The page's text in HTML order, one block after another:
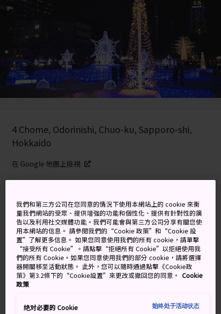
4 Chome, Odorinishi, Chuo-ku, Sapporo-shi,
Hokkaido
在 Google 地圖上檢視
關鍵字 地圖
閃閃發光的冬夜，為札幌的三大
祭典增添魔力
公園
、驛前通和南一條通點亮祭典展示燈光，累積興奮
我們和第三方公司在您同意的情況下使用本網站上的 cookie 來衡
量我們網站的受眾、提供增強的功能和個性化、提供有針對性的廣
告以及利用社交媒體功能。我們可能會與第三方公司分享有關您使
用本網站的信息。 請參閱我們的“Cookie 政策”和“Cookie 設
置”了解更多信息。 如果您同意使用我們的所有 cookie，請單擊
“接受所有 Cookie”。請點擊“拒絕所有 Cookie”以拒絕使用我
們的所有 Cookie。如果您同意使用我們的部分 cookie，請將選擇
器開關移至活動狀態。 此外，您可以隨時通過點擊《Cookie政
策》第3.2條下的“Cookie設置”來更改或撤回您的同意。 Cookie
政策
绝对必要的 Cookie 始终处于活动状态